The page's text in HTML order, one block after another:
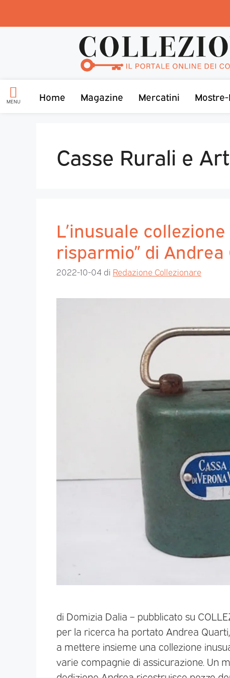
MENU Home Magazine Mercatini
Casse Rurali e
L’inusuale
risparmio” di
2022-10-04 di Redazione Collezionare
di Domizia Dalia – pubblicato su
per la ricerca ha portato Andrea
a mettere insieme una collezione
varie compagnie di assicurazione. Un